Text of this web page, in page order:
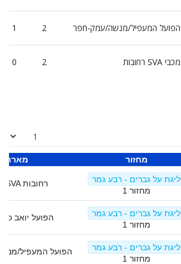
1 2 הפועל המעפיל/מנשה/עמק-חפר
0 2 מכבי SVA רחובות
מארח מחזור
מכבי SVA רחובות
ליגת על גברים - רבע גמר
מחזור 1
הפועל יואב
ליגת על גברים - רבע גמר
מחזור 1
הפועל המעפיל/
ליגת על גברים - רבע גמר
מחזור 1